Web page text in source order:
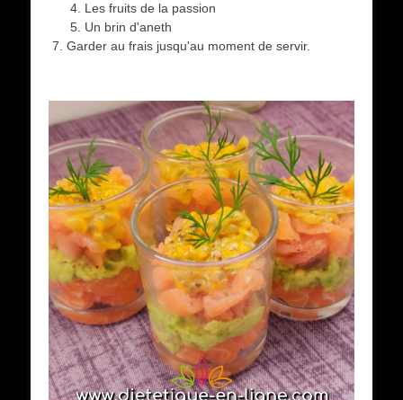
Les fruits de la passion
Un brin d'aneth
Garder au frais jusqu'au moment de servir.